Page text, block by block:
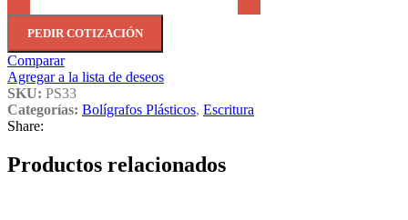
PEDIR COTIZACIÓN
Comparar
Agregar a la lista de deseos
SKU: PS33
Categorías: Bolígrafos Plásticos, Escritura
Share:
Productos relacionados